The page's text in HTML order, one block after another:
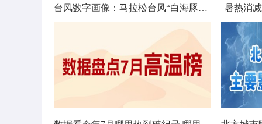
台风数字画像：马拉松台风“白海豚”将影响十余省份 暑热消